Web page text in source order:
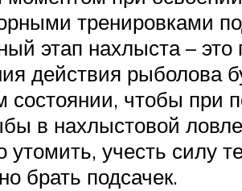
тренировками
этап нахлыста – это
действия
состоянии, чтобы при
в нахлыстовой
учесть силу
брать подсачек.